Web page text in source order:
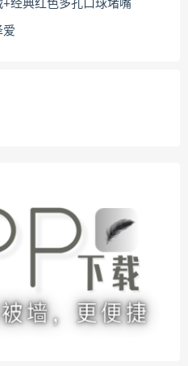
经典红色多孔口球堵嘴
爱